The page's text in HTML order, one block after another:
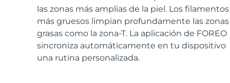
las zonas más amplias de la piel. Los filamentos
más gruesos limpian profundamente las zonas
grasas como la zona-T. La aplicación de FOREO
sincroniza automáticamente en tu dispositivo
una rutina personalizada.